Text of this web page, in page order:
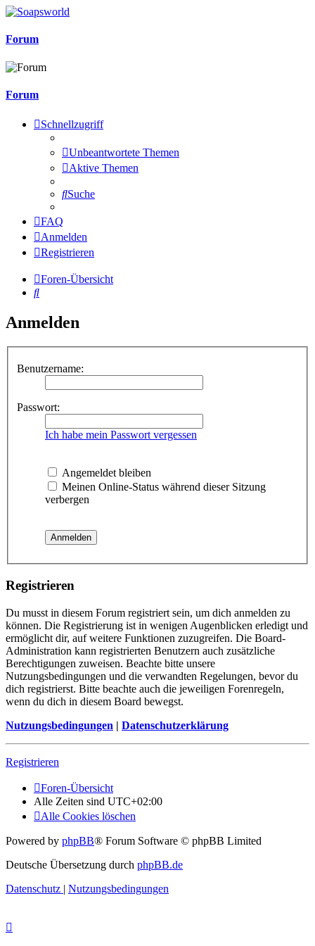
Forum
Forum
Schnellzugriff
Unbeantwortete Themen
Aktive Themen
Suche
FAQ
Anmelden
Registrieren
Foren-Übersicht
Suche
Anmelden
Benutzername:
Passwort:
Ich habe mein Passwort vergessen
Angemeldet bleiben
Meinen Online-Status während dieser Sitzung
verbergen
Registrieren
Du musst in diesem Forum registriert sein, um dich anmelden zu
können. Die Registrierung ist in wenigen Augenblicken erledigt und
ermöglicht dir, auf weitere Funktionen zuzugreifen. Die Board-
Administration kann registrierten Benutzern auch zusätzliche
Berechtigungen zuweisen. Beachte bitte unsere
Nutzungsbedingungen und die verwandten Regelungen, bevor du
dich registrierst. Bitte beachte auch die jeweiligen Forenregeln,
wenn du dich in diesem Board bewegst.
Nutzungsbedingungen | Datenschutzerklärung
Registrieren
Foren-Übersicht
Alle Zeiten sind UTC+02:00
Alle Cookies löschen
Powered by phpBB® Forum Software © phpBB Limited
Deutsche Übersetzung durch phpBB.de
Datenschutz | Nutzungsbedingungen